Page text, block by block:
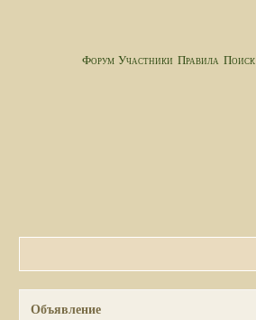
Форум Участники Правила Поиск
Объявление